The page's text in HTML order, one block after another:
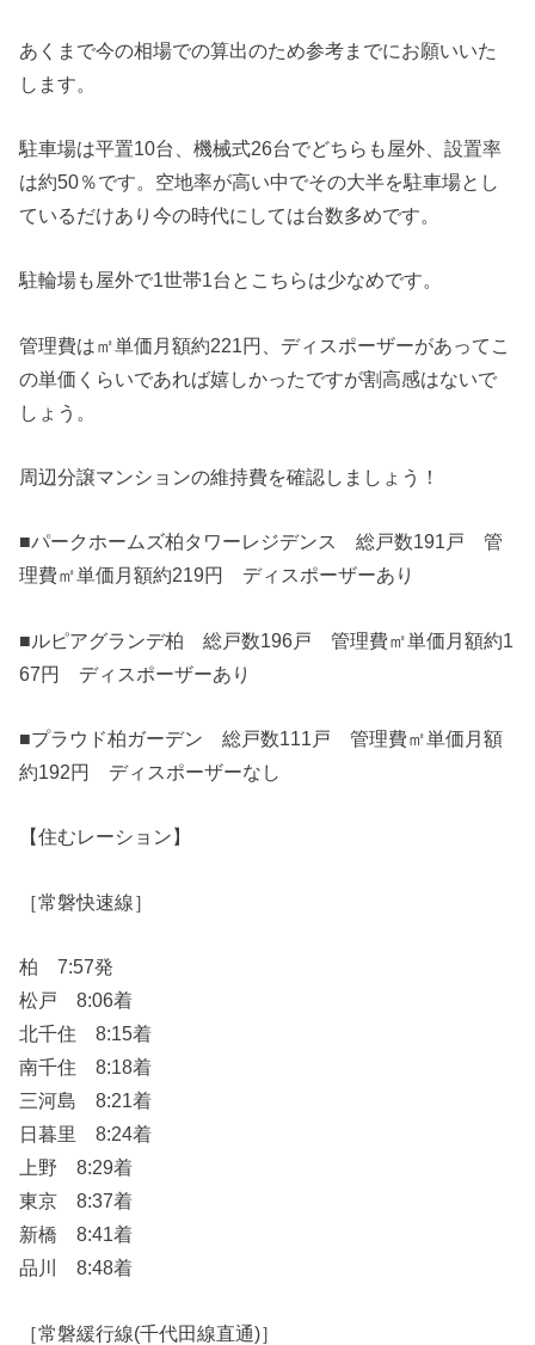
あくまで今の相場での算出のため参考までにお願いいた
します。
駐車場は平置10台、機械式26台でどちらも屋外、設置率
は約50％です。空地率が高い中でその大半を駐車場とし
ているだけあり今の時代にしては台数多めです。
駐輪場も屋外で1世帯1台とこちらは少なめです。
管理費は㎡単価月額約221円、ディスポーザーがあってこ
の単価くらいであれば嬉しかったですが割高感はないで
しょう。
周辺分譲マンションの維持費を確認しましょう！
■パークホームズ柏タワーレジデンス 総戸数191戸 管
理費㎡単価月額約219円 ディスポーザーあり
■ルピアグランデ柏 総戸数196戸 管理費㎡単価月額約1
67円 ディスポーザーあり
■プラウド柏ガーデン 総戸数111戸 管理費㎡単価月額
約192円 ディスポーザーなし
【住むレーション】
［常磐快速線］
柏 7:57発
松戸 8:06着
北千住 8:15着
南千住 8:18着
三河島 8:21着
日暮里 8:24着
上野 8:29着
東京 8:37着
新橋 8:41着
品川 8:48着
［常磐緩行線(千代田線直通)］